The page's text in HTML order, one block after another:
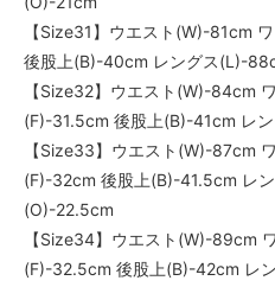
【Size31】ウエスト(W)-81cm
後股上(B)-40cm レングス(L)-
【Size32】ウエスト(W)-84cm
(F)-31.5cm 後股上(B)-41cm レ
【Size33】ウエスト(W)-87cm
(F)-32cm 後股上(B)-41.5cm レ
(O)-22.5cm
【Size34】ウエスト(W)-89cm
(F)-32.5cm 後股上(B)-42cm レ